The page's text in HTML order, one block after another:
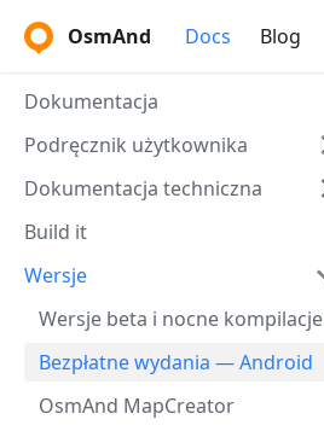
OsmAnd Docs Blog
Dokumentacja
Podręcznik użytkownika
Dokumentacja techniczna
Build it
Wersje
Wersje beta i nocne kompilacje
Bezpłatne wydania — Android
OsmAnd MapCreator